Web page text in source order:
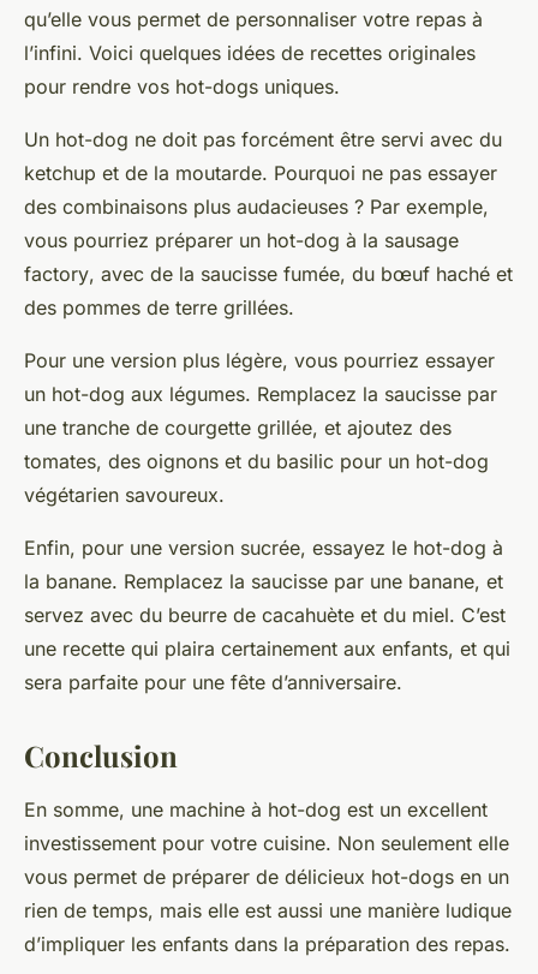
qu’elle vous permet de personnaliser votre repas à
l’infini. Voici quelques idées de recettes originales
pour rendre vos hot-dogs uniques.
Un hot-dog ne doit pas forcément être servi avec du
ketchup et de la moutarde. Pourquoi ne pas essayer
des combinaisons plus audacieuses ? Par exemple,
vous pourriez préparer un hot-dog à la sausage
factory, avec de la saucisse fumée, du bœuf haché et
des pommes de terre grillées.
Pour une version plus légère, vous pourriez essayer
un hot-dog aux légumes. Remplacez la saucisse par
une tranche de courgette grillée, et ajoutez des
tomates, des oignons et du basilic pour un hot-dog
végétarien savoureux.
Enfin, pour une version sucrée, essayez le hot-dog à
la banane. Remplacez la saucisse par une banane, et
servez avec du beurre de cacahuète et du miel. C’est
une recette qui plaira certainement aux enfants, et qui
sera parfaite pour une fête d’anniversaire.
Conclusion
En somme, une machine à hot-dog est un excellent
investissement pour votre cuisine. Non seulement elle
vous permet de préparer de délicieux hot-dogs en un
rien de temps, mais elle est aussi une manière ludique
d’impliquer les enfants dans la préparation des repas.